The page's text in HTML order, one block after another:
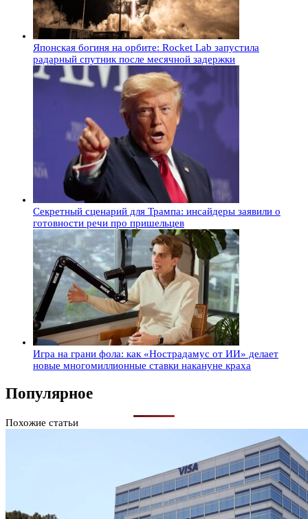
Японская богиня на орбите: Rocket Lab запустила
радарный спутник после месячной задержки
Секретный сценарий для Трампа: инсайдеры заявили о
готовности речи про пришельцев
Игра на грани фола: как «Нострадамус от ИИ» делает
новые многомиллионные ставки накануне краха
Популярное
Похожие статьи